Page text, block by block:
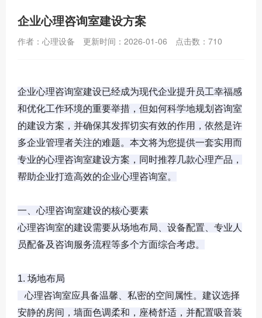
企业心理咨询室建设方案
作者：心理设备 更新时间：2026-01-06 点击数： 710
企业心理咨询室建设已经成为现代企业提升员工幸福感
和优化工作环境的重要举措，但如何科学地规划咨询室
的建设方案，并确保其发挥切实有效的作用，依然是许
多企业管理者关注的难题。本文将为您提供一套实用而
专业的心理咨询室建设方案，同时推荐几款心理产品，
帮助企业打造高效的企业心理咨询室。
一、心理咨询室建设的核心要素
心理咨询室的建设需要从场地布局、设备配置、专业人
员配备及咨询服务流程等多个方面综合考虑。
1. 场地布局
安静的房间，墙面色调柔和，座椅舒适，并配置吸音装